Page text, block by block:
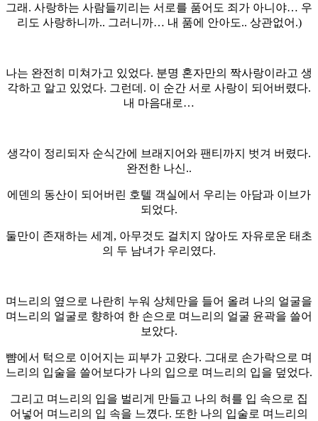
그래. 사랑하는 사람들끼리는 서로를 품어도 죄가 아니야… 우
리도 사랑하니까.. 그러니까… 내 품에 안아도.. 상관없어.)
나는 완전히 미쳐가고 있었다. 분명 혼자만의 짝사랑이라고 생
각하고 알고 있었다. 그런데. 이 순간 서로 사랑이 되어버렸다.
내 마음대로…
생각이 정리되자 순식간에 브래지어와 팬티까지 벗겨 버렸다.
완전한 나신..
에덴의 동산이 되어버린 호텔 객실에서 우리는 아담과 이브가
되었다.
둘만이 존재하는 세계, 아무것도 걸치지 않아도 자유로운 태초
의 두 남녀가 우리였다.
며느리의 옆으로 나란히 누워 상체만을 들어 올려 나의 얼굴을
며느리의 얼굴로 향하여 한 손으로 며느리의 얼굴 윤곽을 쓸어
보았다.
뺨에서 턱으로 이어지는 피부가 고왔다. 그대로 손가락으로 며
느리의 입술을 쓸어보다가 나의 입으로 며느리의 입을 덮었다.
그리고 며느리의 입을 벌리게 만들고 나의 혀를 입 속으로 집
어넣어 며느리의 입 속을 느꼈다. 또한 나의 입술로 며느리의